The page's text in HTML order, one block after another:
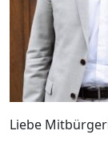
Liebe